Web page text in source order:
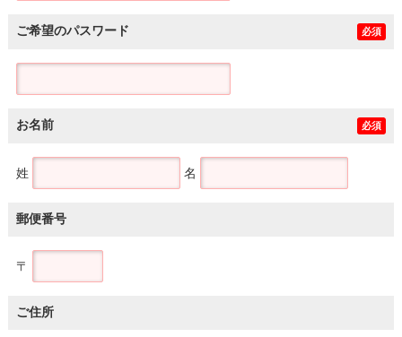
ご希望のパスワード 必須
お名前 必須
姓 名
郵便番号
〒
ご住所